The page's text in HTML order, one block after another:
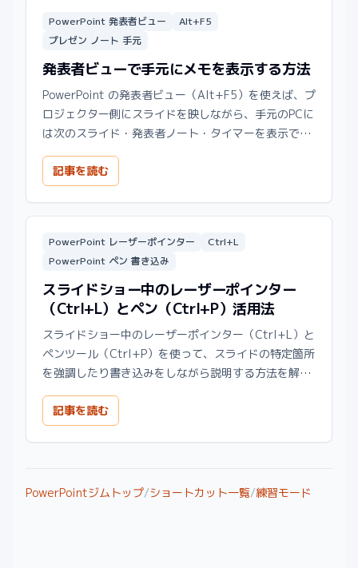
PowerPoint 発表者ビュー
Alt+F5
プレゼン ノート 手元
発表者ビューで手元にメモを表示する方法
PowerPoint の発表者ビュー（Alt+F5）を使えば、プ
ロジェクター側にスライドを映しながら、手元のPCに
は次のスライド・発表者ノート・タイマーを表示でき
ます。
記事を読む
PowerPoint レーザーポインター
Ctrl+L
PowerPoint ペン 書き込み
スライドショー中のレーザーポインター
（Ctrl+L）とペン（Ctrl+P）活用法
スライドショー中のレーザーポインター（Ctrl+L）と
ペンツール（Ctrl+P）を使って、スライドの特定箇所
を強調したり書き込みをしながら説明する方法を解説
します。
記事を読む
PowerPointジムトップ/ショートカット一覧/練習モード